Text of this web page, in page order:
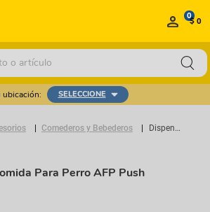
0$ 0
artículo
ubicación: SELECCIONE
Comederos y Bebederos Dispensador de Comida Para Perro AFP Push Verde
Para Perro AFP Push